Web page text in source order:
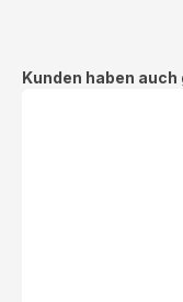
Produktgalerie
Kunden haben auch